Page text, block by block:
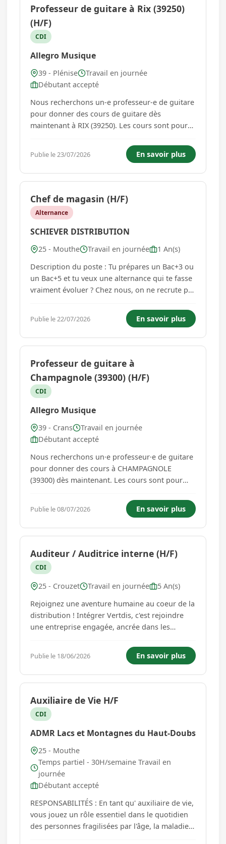
Professeur de guitare à Rix (39250)
(H/F)
CDI
Allegro Musique
39 - Plénise
Travail en journée
Débutant accepté
Nous recherchons un-e professeur-e de guitare
pour donner des cours de guitare dès
maintenant à RIX (39250). Les cours sont pour
souhaite des cours plutôt variété. Votre profil :
Vous avez une expérience dans le domaine de
l'enseignement music...
Publie le 23/07/2026 En savoir plus
Chef de magasin (H/F)
Alternance
SCHIEVER DISTRIBUTION
25 - Mouthe Travail en journée
1 An(s)
Description du poste : Tu prépares un Bac+3 ou
un Bac+5 et tu veux une alternance qui te fasse
vraiment évoluer ? Chez nous, on ne recrute pas
encadrants de magasin . L'objectif est simple :
te former sur le terrain, te faire monter en
compétences et ...
Publie le 22/07/2026 En savoir plus
Professeur de guitare à
Champagnole (39300) (H/F)
CDI
Allegro Musique
39 - Crans
Travail en journée
Débutant accepté
Nous recherchons un·e professeur·e de guitare
pour donner des cours à CHAMPAGNOLE
(39300) dès maintenant. Les cours sont pour
Votre profil : Vous avez une expérience dans le
domaine de l'enseignement musical, idéalement
vous possédez un dipl�...
Publie le 08/07/2026 En savoir plus
Auditeur / Auditrice interne (H/F)
CDI
25 - Crouzet Travail en journée
5 An(s)
Rejoignez une aventure humaine au coeur de la
distribution ! Intégrer Vertdis, c'est rejoindre
une entreprise engagée, ancrée dans les
Distribution du groupe Advitam, Vertdis pilote
et accompagne le développement de l'enseigne
Gamm vert, référence...
Publie le 18/06/2026 En savoir plus
Auxiliaire de Vie H/F
CDI
ADMR Lacs et Montagnes du Haut-Doubs
25 - Mouthe
Temps partiel - 30H/semaine Travail en
journée
Débutant accepté
RESPONSABILITÉS : En tant qu' auxiliaire de vie,
vous jouez un rôle essentiel dans le quotidien
des personnes fragilisées par l'âge, la maladie